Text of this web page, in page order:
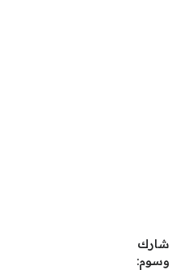
شارك
وسوم: